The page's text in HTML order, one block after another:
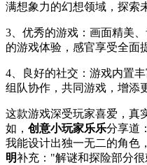
满想象力的幻想领域，探索
3、优秀的游戏：画面精美
的游戏体验，感官享受全面
4、良好的社交：游戏内置
组队协作，共同游戏，增添
这款游戏深受玩家喜爱，真
如， 创意小玩家乐乐分享道
我能设计出独一无二的角色
明补充："解谜和探险部分